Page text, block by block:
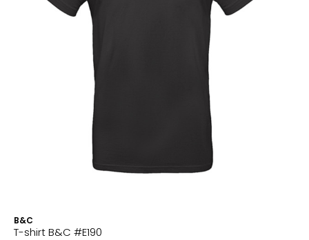
B&C
T-shirt B&C #E190